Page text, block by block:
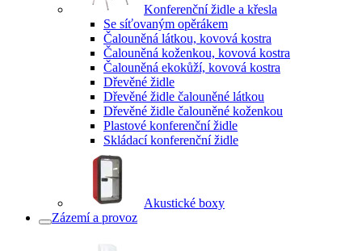
Konferenční židle a křesla
Se síťovaným opěrákem
Čalouněná látkou, kovová kostra
Čalouněná koženkou, kovová kostra
Čalouněná ekokůží, kovová kostra
Dřevěné židle
Dřevěné židle čalouněné látkou
Dřevěné židle čalouněné koženkou
Plastové konferenční židle
Skládací konferenční židle
Akustické boxy
Zázemí a provoz